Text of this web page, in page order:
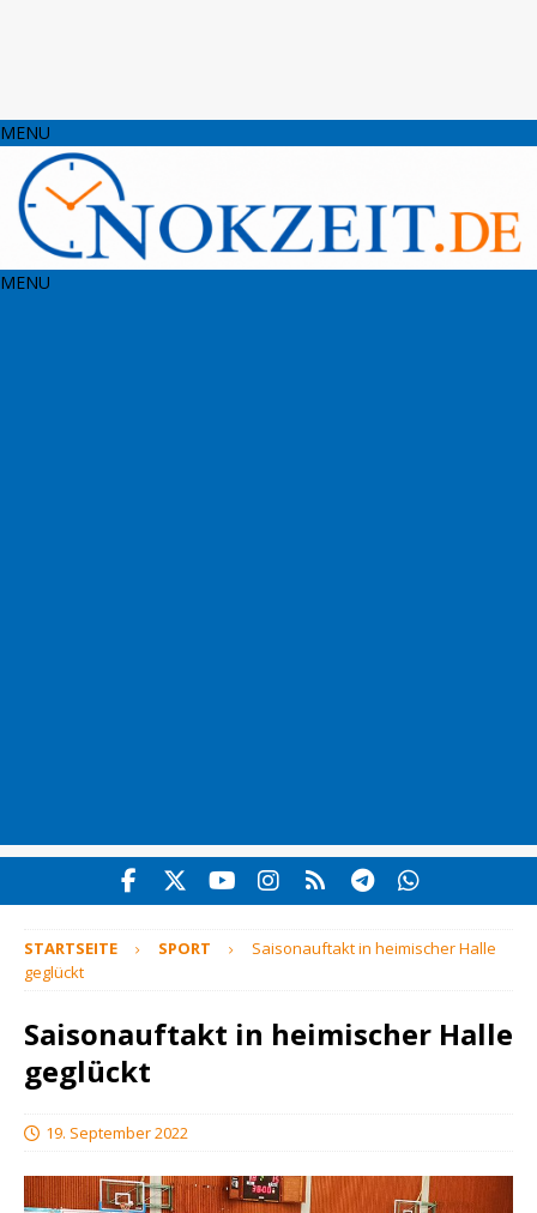
MENU
MENU
STARTSEITE SPORT
Saisonauftakt in heimischer Halle
geglückt
Saisonauftakt in heimischer Halle
geglückt
19. September 2022